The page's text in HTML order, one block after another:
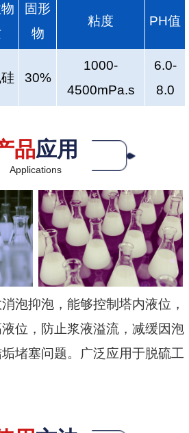
固形
物
粘度 PH值
30%
1000-
4500mPa.s
6.0-
8.0
品应用
Applications
泡抑泡，能够控制塔内液位，
位，防止浆液溢流，减缓因泡
堵塞问题。广泛应用于脱硫工